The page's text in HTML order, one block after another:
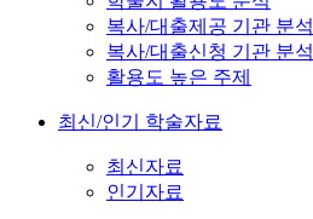
복사/대출제공 기관 분석
복사/대출신청 기관 분석
활용도 높은 주제
최신/인기 학술자료
최신자료
인기자료